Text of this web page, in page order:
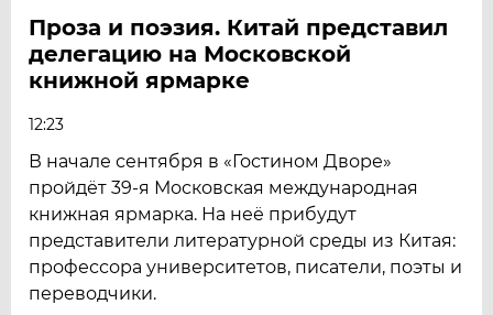
Проза и поэзия. Китай представил
делегацию на Московской
книжной ярмарке
12:23
В начале сентября в «Гостином Дворе»
пройдёт 39-я Московская международная
книжная ярмарка. На неё прибудут
представители литературной среды из Китая:
профессора университетов, писатели, поэты и
переводчики.